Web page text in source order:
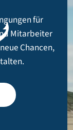
für
Mitarbeiter
Chancen,